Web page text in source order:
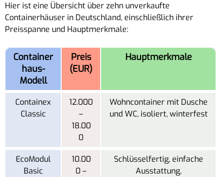
Hier ist eine Übersicht über zehn unverkaufte
Containerhäuser in Deutschland, einschließlich ihrer
Preisspanne und Hauptmerkmale:
Container
haus-
Modell
Preis
(EUR)
Hauptmerkmale
Containex
Classic
12.000
–
18.00
0
Wohncontainer mit Dusche
und WC, isoliert, winterfest
EcoModul
Basic
10.00
0 –
Schlüsselfertig, einfache
Ausstattung,